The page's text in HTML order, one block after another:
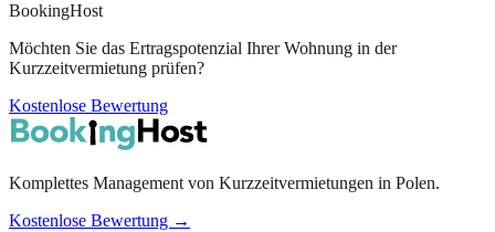
BookingHost
Möchten Sie das Ertragspotenzial Ihrer Wohnung in der
Kurzzeitvermietung prüfen?
Kostenlose Bewertung
Komplettes Management von Kurzzeitvermietungen in Polen.
Kostenlose Bewertung →